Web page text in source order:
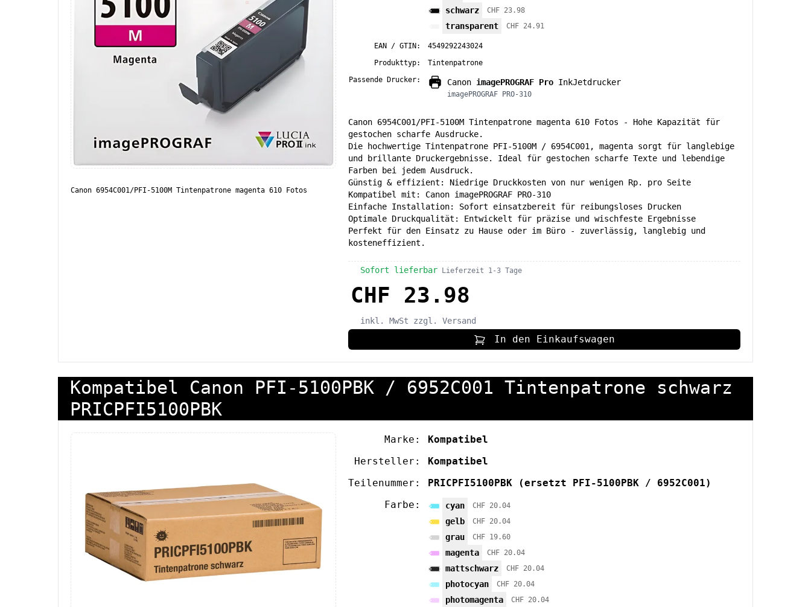
Canon 6954C001/PFI-5100M Tintenpatrone magenta 610 Fotos
schwarz CHF 23.98
transparent CHF 24.91
EAN / GTIN:
4549292243024
Produkttyp:
Tintenpatrone
Passende Drucker:
Canon imagePROGRAF Pro InkJetdrucker
imagePROGRAF PRO-310
Canon 6954C001/PFI-5100M Tintenpatrone magenta 610 Fotos - Hohe Kapazität für
gestochen scharfe Ausdrucke.
Die hochwertige Tintenpatrone PFI-5100M / 6954C001, magenta sorgt für langlebige
und brillante Druckergebnisse. Ideal für gestochen scharfe Texte und lebendige
Farben bei jedem Ausdruck.
Günstig & effizient: Niedrige Druckkosten von nur wenigen Rp. pro Seite
Kompatibel mit: Canon imagePROGRAF PRO-310
Einfache Installation: Sofort einsatzbereit für reibungsloses Drucken
Optimale Druckqualität: Entwickelt für präzise und wischfeste Ergebnisse
Perfekt für den Einsatz zu Hause oder im Büro - zuverlässig, langlebig und
kosteneffizient.
Sofort lieferbar Lieferzeit 1-3 Tage
CHF 23.98
inkl. MwSt zzgl. Versand
In den Einkaufswagen
Kompatibel Canon PFI-5100PBK / 6952C001 Tintenpatrone schwarz
PRICPFI5100PBK
Marke:
Kompatibel
Hersteller:
Kompatibel
Teilenummer:
PRICPFI5100PBK
(ersetzt PFI-5100PBK / 6952C001)
Farbe:
cyan CHF 20.04
gelb CHF 20.04
grau CHF 19.60
magenta CHF 20.04
mattschwarz CHF 20.04
photocyan CHF 20.04
photomagenta CHF 20.04